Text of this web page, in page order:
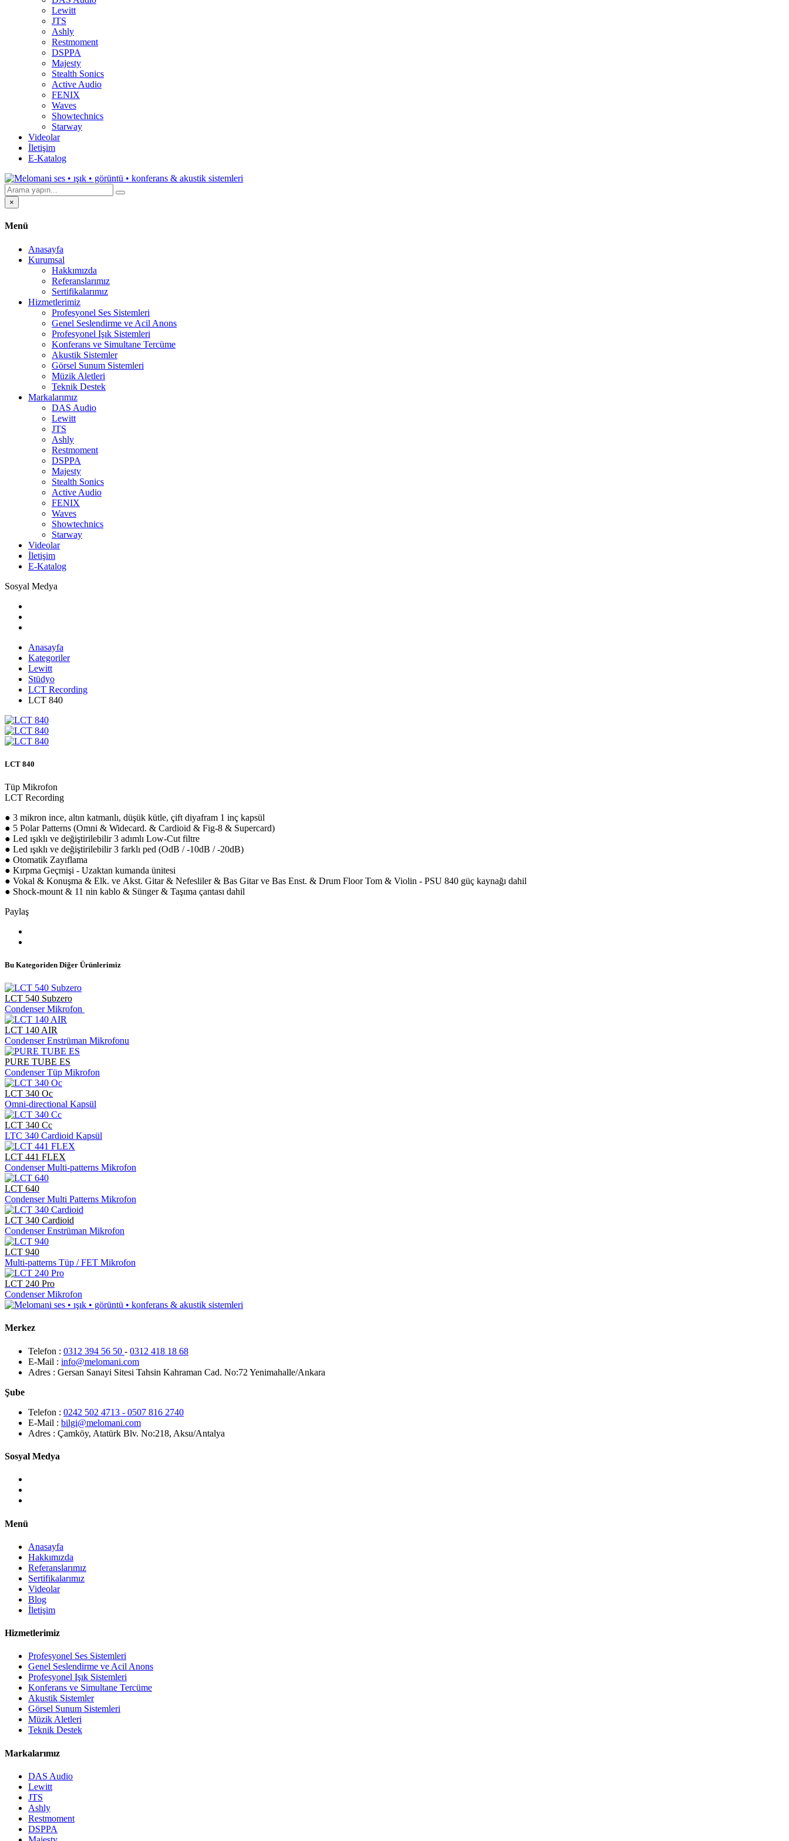
Lewitt
JTS
Ashly
Restmoment
DSPPA
Majesty
Stealth Sonics
Active Audio
FENIX
Waves
Showtechnics
Starway
Videolar
İletişim
E-Katalog
×
Menü
Anasayfa
Kurumsal
Hakkımızda
Referanslarımız
Sertifikalarımız
Hizmetlerimiz
Profesyonel Ses Sistemleri
Genel Seslendirme ve Acil Anons
Profesyonel Işık Sistemleri
Konferans ve Simultane Tercüme
Akustik Sistemler
Görsel Sunum Sistemleri
Müzik Aletleri
Teknik Destek
Markalarımız
DAS Audio
Lewitt
JTS
Ashly
Restmoment
DSPPA
Majesty
Stealth Sonics
Active Audio
FENIX
Waves
Showtechnics
Starway
Videolar
İletişim
E-Katalog
Sosyal Medya
Anasayfa
Kategoriler
Lewitt
Stüdyo
LCT Recording
LCT 840
LCT 840
Tüp Mikrofon
LCT Recording
● 3 mikron ince, altın katmanlı, düşük kütle, çift diyafram 1 inç kapsül
● 5 Polar Patterns (Omni & Widecard. & Cardioid & Fig-8 & Supercard)
● Led ışıklı ve değiştirilebilir 3 adımlı Low-Cut filtre
● Led ışıklı ve değiştirilebilir 3 farklı ped (OdB / -10dB / -20dB)
● Otomatik Zayıflama
● Kırpma Geçmişi - Uzaktan kumanda ünitesi
● Vokal & Konuşma & Elk. ve Akst. Gitar & Nefesliler & Bas Gitar ve Bas Enst. & Drum Floor Tom & Violin - PSU 840 güç kaynağı dahil
● Shock-mount & 11 nin kablo & Sünger & Taşıma çantası dahil
Paylaş
Bu Kategoriden Diğer Ürünlerimiz
LCT 540 Subzero
Condenser Mikrofon
LCT 140 AIR
Condenser Enstrüman Mikrofonu
PURE TUBE ES
Condenser Tüp Mikrofon
LCT 340 Oc
Omni-directional Kapsül
LCT 340 Cc
LTC 340 Cardioid Kapsül
LCT 441 FLEX
Condenser Multi-patterns Mikrofon
LCT 640
Condenser Multi Patterns Mikrofon
LCT 340 Cardioid
Condenser Enstrüman Mikrofon
LCT 940
Multi-patterns Tüp / FET Mikrofon
LCT 240 Pro
Condenser Mikrofon
Merkez
Telefon : 0312 394 56 50 - 0312 418 18 68
E-Mail : info@melomani.com
Adres : Gersan Sanayi Sitesi Tahsin Kahraman Cad. No:72 Yenimahalle/Ankara
Şube
Telefon : 0242 502 4713 - 0507 816 2740
E-Mail : bilgi@melomani.com
Adres : Çamköy, Atatürk Blv. No:218, Aksu/Antalya
Sosyal Medya
Menü
Anasayfa
Hakkımızda
Referanslarımız
Sertifikalarımız
Videolar
Blog
İletişim
Hizmetlerimiz
Profesyonel Ses Sistemleri
Genel Seslendirme ve Acil Anons
Profesyonel Işık Sistemleri
Konferans ve Simultane Tercüme
Akustik Sistemler
Görsel Sunum Sistemleri
Müzik Aletleri
Teknik Destek
Markalarımız
DAS Audio
Lewitt
JTS
Ashly
Restmoment
DSPPA